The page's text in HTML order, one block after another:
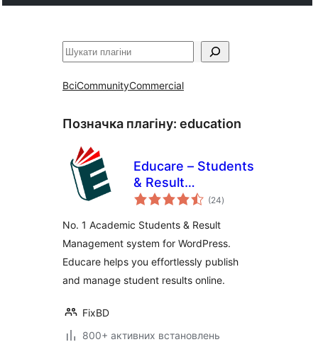
Пошук
ВсіCommunityCommercial
Позначка плагіну: education
Educare – Students
& Result
Management(24загальний
рейтинг
)
No. 1 Academic Students & Result
Management system for WordPress.
Educare helps you effortlessly publish
and manage student results online.
FixBD
800+ активних встановлень